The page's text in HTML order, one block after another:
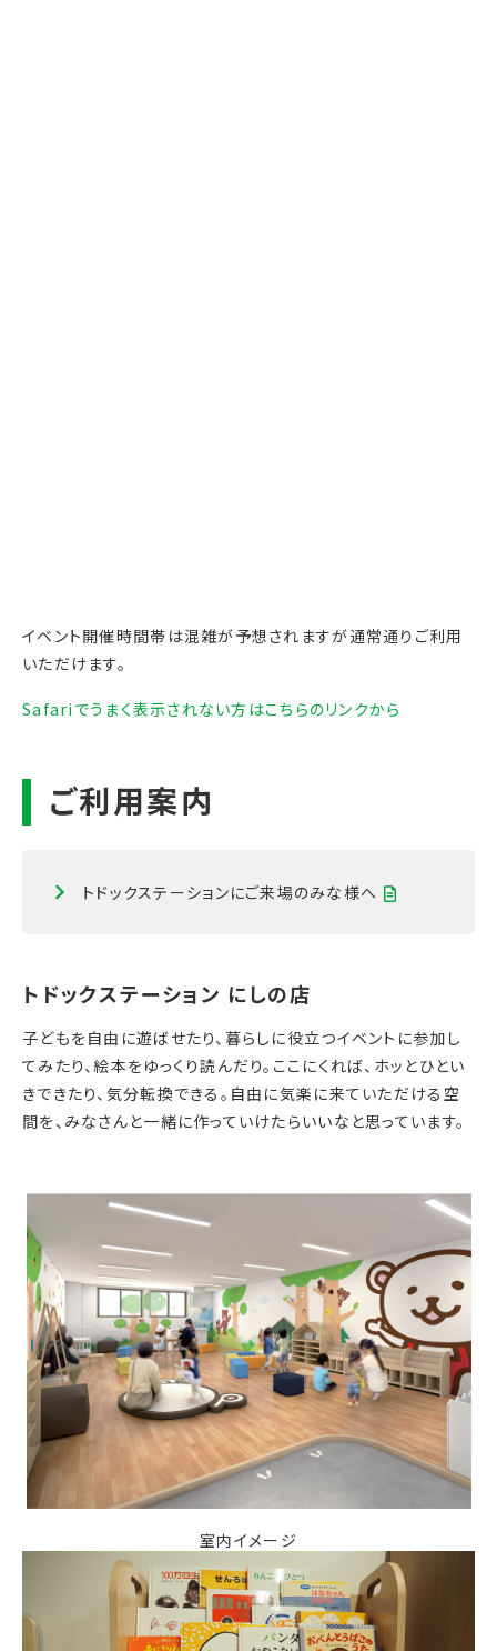
イベント開催時間帯は混雑が予想されますが通常通りご利用
いただけます。
Safariでうまく表示されない方はこちらのリンクから
トドックステーションにご来場のみな様へ
子どもを自由に遊ばせたり、暮らしに役立つイベントに参加し
てみたり、絵本をゆっくり読んだり。ここにくれば、ホッとひとい
きできたり、気分転換できる。自由に気楽に来ていただける空
間を、みなさんと一緒に作っていけたらいいなと思っています。
室内イメージ